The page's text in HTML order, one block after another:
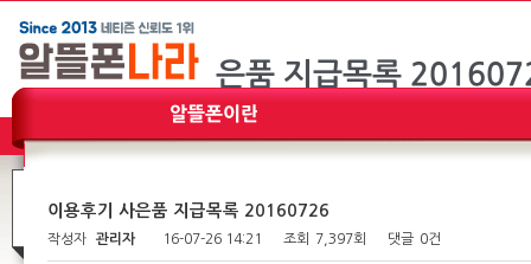
이용후기 사은품 지급목록 20160726
작성자 관리자 16-07-26 14:21 조회 7,397회 댓글 0건